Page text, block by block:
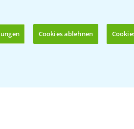
Cookies ablehnen